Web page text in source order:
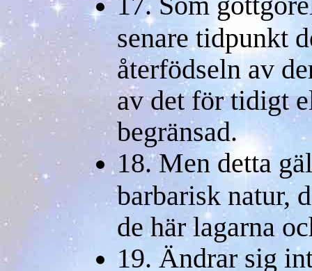
senare tidpunkt
återfödseln av
av det för tidigt
begränsad.
18. Men detta
barbarisk natur,
de här lagarna
19. Ändrar sig